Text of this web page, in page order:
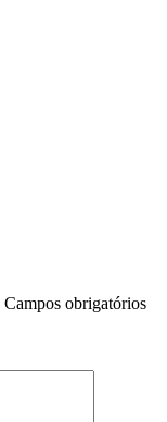
Campos obrigatórios